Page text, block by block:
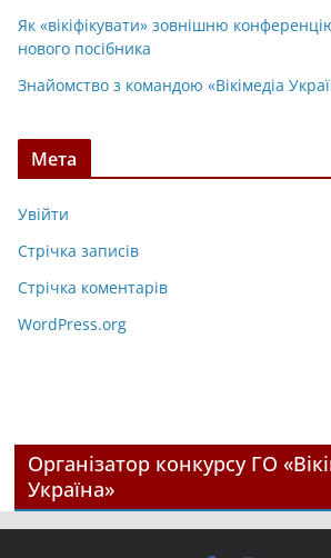
Як «вікіфікувати» зовнішню
нового посібника
Знайомство з командою «Вікімедіа
Мета
Увійти
Стрічка записів
Стрічка коментарів
WordPress.org
Організатор конкурсу ГО
Україна»